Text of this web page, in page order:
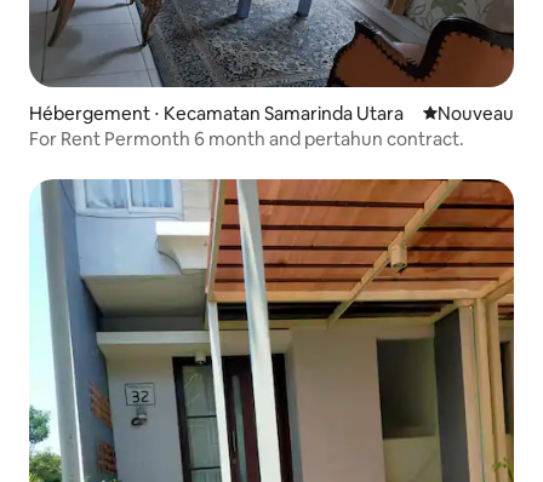
Hébergement ⋅ Kecamatan Samarinda Utara Nouvel
Nouveau
For Rent Permonth 6 month and pertahun contract.